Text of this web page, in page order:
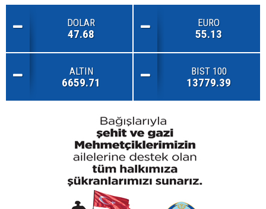
DOLAR
47.68
EURO
55.13
ALTIN
6659.71
BIST 100
13779.39